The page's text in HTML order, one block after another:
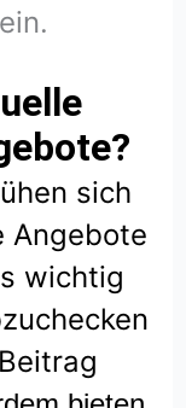
sich
Angebote
wichtig